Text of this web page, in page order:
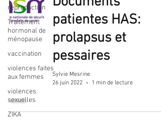
reproduction
Traitement
hormonal de
ménopause
vaccination
violences faites
aux femmes
violences
sexuelles
ZIKA
patientes HAS:
prolapsus et
pessaires
Sylvie Mesrine
26 juin 2022
1 min de lecture